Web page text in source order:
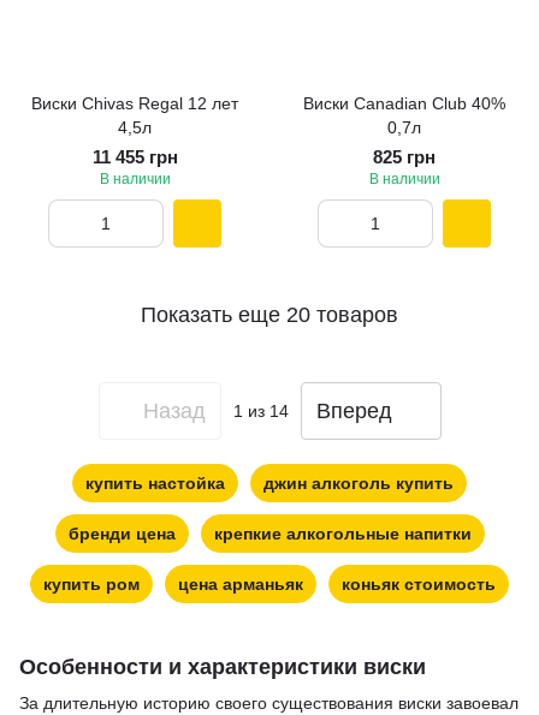
Виски Chivas Regal 12 лет
4,5л
11 455 грн
В наличии
Виски Canadian Club 40%
0,7л
825 грн
В наличии
Показать еще 20 товаров
Назад 1 из 14 Вперед
купить настойка джин алкоголь купить
бренди цена крепкие алкогольные напитки
купить ром цена арманьяк коньяк стоимость
Особенности и характеристики виски
За длительную историю своего существования виски завоевал